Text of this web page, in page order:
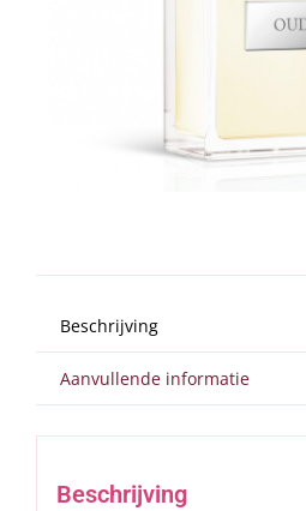
Beschrijving
Aanvullende informatie
Beschrijving